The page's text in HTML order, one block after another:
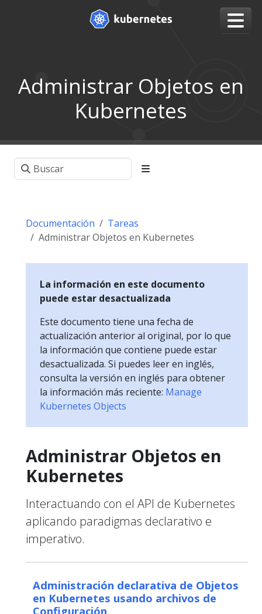
Administrar Objetos en
Kubernetes
Documentación
Tareas
Administrar Objetos en Kubernetes
La información en este documento
puede estar desactualizada
Este documento tiene una fecha de
actualización anterior al original, por lo que
la información que contiene puede estar
desactualizada. Si puedes leer en inglés,
consulta la versión en inglés para obtener
la información más reciente: Manage
Kubernetes Objects
Administrar Objetos en
Kubernetes
Interactuando con el API de Kubernetes
aplicando paradigmas declarativo e
imperativo.
Administración declarativa de Objetos
en Kubernetes usando archivos de
Configuración